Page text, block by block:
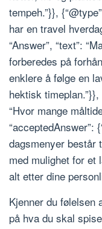
tempeh.”}},
har en travel
“Answer”, “text”:
forberedes på
enklere å følge en
hektisk timeplan.”}},
“Hvor mange
“acceptedAnswer”:
dagsmenyer består
med mulighet for et
alt etter dine
Kjenner du følelsen
på hva du skal